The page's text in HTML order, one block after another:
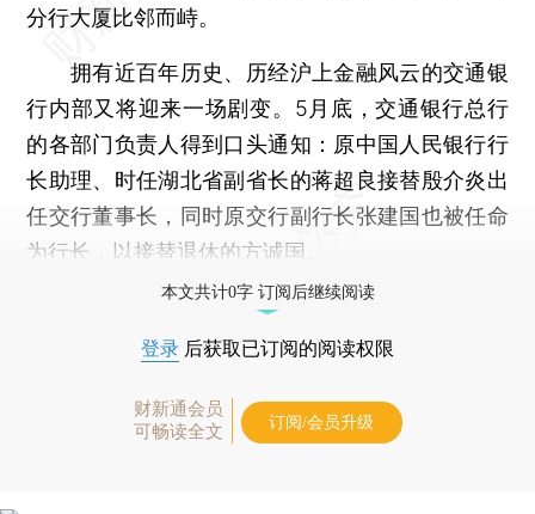
分行大厦比邻而峙。
拥有近百年历史、历经沪上金融风云的交通银
行内部又将迎来一场剧变。5月底，交通银行总行
的各部门负责人得到口头通知：原中国人民银行行
长助理、时任湖北省副省长的蒋超良接替殷介炎出
任交行董事长，同时原交行副行长张建国也被任命
为行长，以接替退休的方诚国。
本文共计0字 订阅后继续阅读
登录 后获取已订阅的阅读权限
财新通会员
可畅读全文
订阅/会员升级